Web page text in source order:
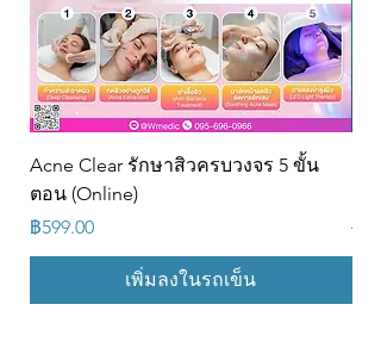
Acne Clear รักษาสิวครบวงจร 5 ขั้น
ตอน (Online)
ราคา
฿599.00
เพิ่มลงในรถเข็น
รา
฿